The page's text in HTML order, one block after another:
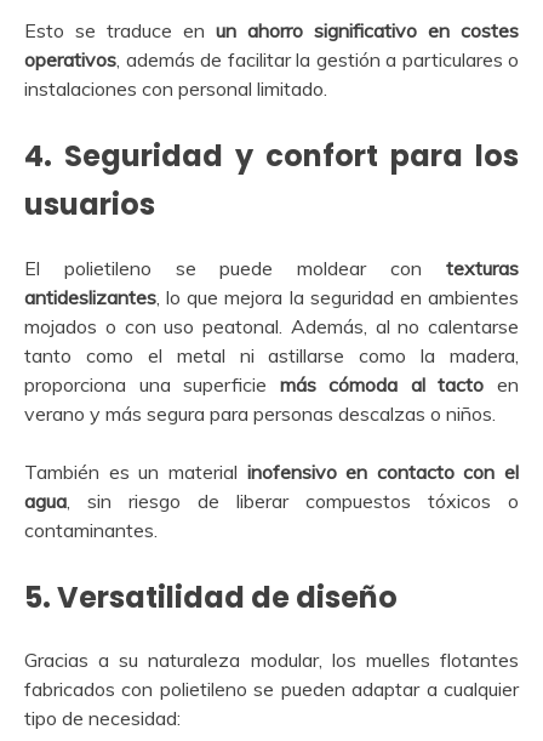
Esto se traduce en un ahorro significativo en costes
operativos , además de facilitar la gestión a particulares o
instalaciones con personal limitado.
4. Seguridad y confort para los
usuarios
El polietileno se puede moldear con texturas
antideslizantes , lo que mejora la seguridad en ambientes
mojados o con uso peatonal. Además, al no calentarse
tanto como el metal ni astillarse como la madera,
proporciona una superficie más cómoda al tacto en
verano y más segura para personas descalzas o niños.
También es un material inofensivo en contacto con el
agua , sin riesgo de liberar compuestos tóxicos o
contaminantes.
5.Versatilidad de diseño
Gracias a su naturaleza modular, los muelles flotantes
fabricados con polietileno se pueden adaptar a cualquier
tipo de necesidad: